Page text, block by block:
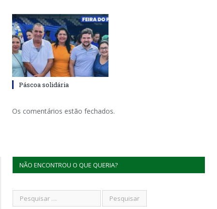
Páscoa solidária
Os comentários estão fechados.
NÃO ENCONTROU O QUE QUERIA?